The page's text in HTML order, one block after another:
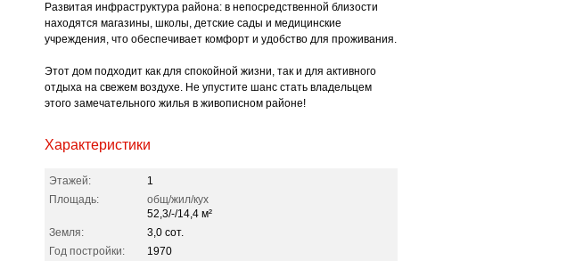
Развитая инфраструктура района: в непосредственной близости
находятся магазины, школы, детские сады и медицинские
учреждения, что обеспечивает комфорт и удобство для проживания.
Этот дом подходит как для спокойной жизни, так и для активного
отдыха на свежем воздухе. Не упустите шанс стать владельцем
этого замечательного жилья в живописном районе!
Характеристики
Этажей:
1
Площадь:
общ/жил/кух
52,3/-/14,4 м²
Земля:
3,0 сот.
Год постройки:
1970